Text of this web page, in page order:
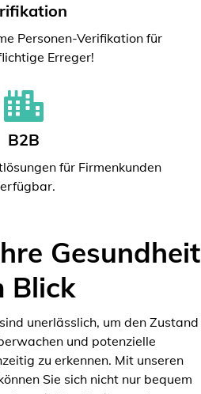
Personen-Verifikation für
Erreger!
B2B
für Firmenkunden
Gesundheit
Blick
unerlässlich, um den Zustand
und potenzielle
zu erkennen. Mit unseren
Sie sich nicht nur bequem